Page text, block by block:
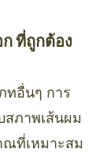
ที่ถูกต้อง
ทอื่นๆ การ
สภาพเส้นผม
ณที่เหมาะสม